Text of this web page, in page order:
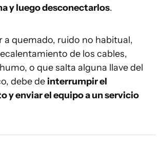
y luego desconectarlos.
a quemado, ruido no habitual,
de los cables,
o que salta alguna llave del
debe de interrumpir el
y enviar el equipo a un servicio